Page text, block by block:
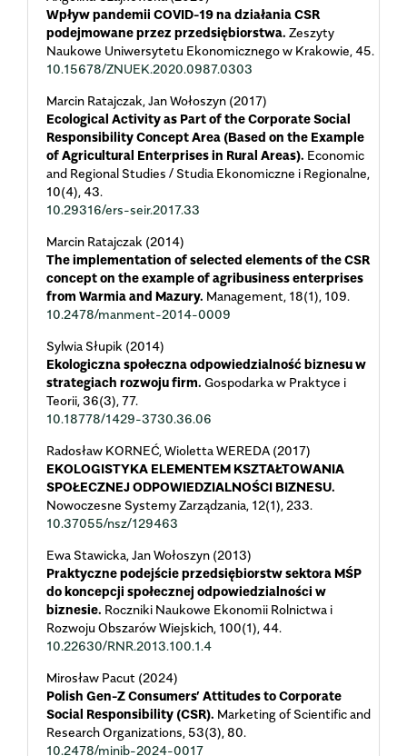
Wpływ pandemii COVID-19 na działania CSR
podejmowane przez przedsiębiorstwa. Zeszyty
Naukowe Uniwersytetu Ekonomicznego w Krakowie, 45.
10.15678/ZNUEK.2020.0987.0303
Marcin Ratajczak, Jan Wołoszyn (2017)
Ecological Activity as Part of the Corporate Social
Responsibility Concept Area (Based on the Example
of Agricultural Enterprises in Rural Areas). Economic
and Regional Studies / Studia Ekonomiczne i Regionalne,
10(4), 43.
10.29316/ers-seir.2017.33
Marcin Ratajczak (2014)
The implementation of selected elements of the CSR
concept on the example of agribusiness enterprises
from Warmia and Mazury. Management, 18(1), 109.
10.2478/manment-2014-0009
Sylwia Słupik (2014)
Ekologiczna społeczna odpowiedzialność biznesu w
strategiach rozwoju firm. Gospodarka w Praktyce i
Teorii, 36(3), 77.
10.18778/1429-3730.36.06
Radosław KORNEĆ, Wioletta WEREDA (2017)
EKOLOGISTYKA ELEMENTEM KSZTAŁTOWANIA
SPOŁECZNEJ ODPOWIEDZIALNOŚCI BIZNESU.
Nowoczesne Systemy Zarządzania, 12(1), 233.
10.37055/nsz/129463
Ewa Stawicka, Jan Wołoszyn (2013)
Praktyczne podejście przedsiębiorstw sektora MŚP
do koncepcji społecznej odpowiedzialności w
biznesie. Roczniki Naukowe Ekonomii Rolnictwa i
Rozwoju Obszarów Wiejskich, 100(1), 44.
10.22630/RNR.2013.100.1.4
Mirosław Pacut (2024)
Polish Gen-Z Consumers’ Attitudes to Corporate
Social Responsibility (CSR). Marketing of Scientific and
Research Organizations, 53(3), 80.
10.2478/minib-2024-0017